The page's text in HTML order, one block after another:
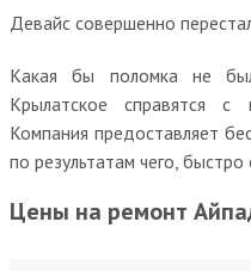
Девайс совершенно
Какая бы поломка не
Крылатское справятся с
Компания предоставляет
по результатам чего,
Цены на ремонт